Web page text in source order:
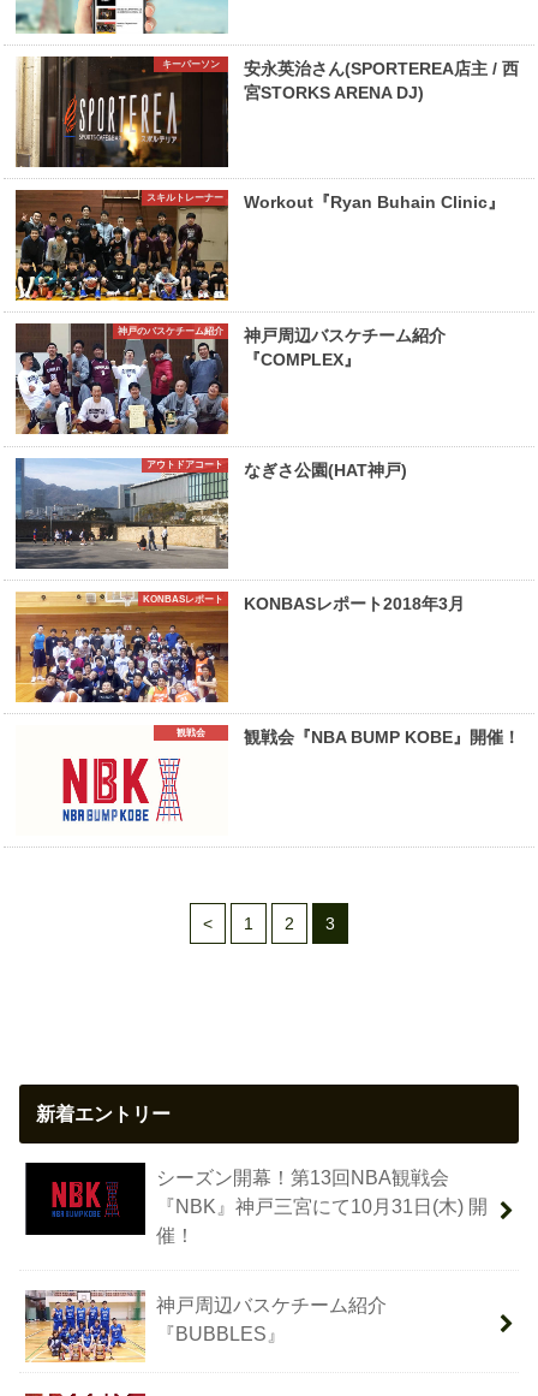
キーパーソン
安永英治さん(SPORTEREA店主 / 西
宮STORKS ARENA DJ)
スキルトレーナー Workout『Ryan Buhain Clinic』
神戸のバスケチーム紹介
神戸周辺バスケチーム紹介
『COMPLEX』
アウトドアコート なぎさ公園(HAT神戸)
KONBASレポート KONBASレポート2018年3月
観戦会 観戦会『NBA BUMP KOBE』開催！
< 1 2 3
新着エントリー
シーズン開幕！第13回NBA観戦会
『NBK』神戸三宮にて10月31日(木) 開
催！
神戸周辺バスケチーム紹介
『BUBBLES』